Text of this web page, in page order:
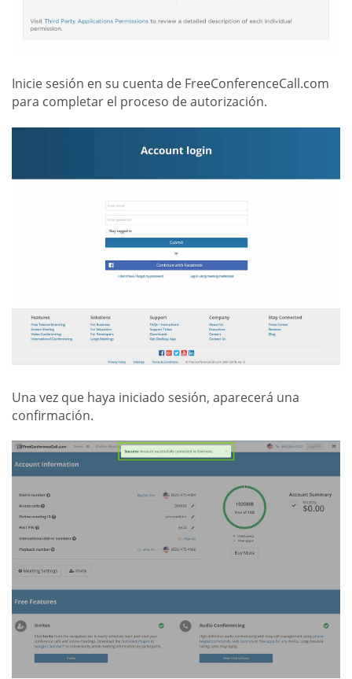
Inicie sesión en su cuenta de FreeConferenceCall.com
para completar el proceso de autorización.
Una vez que haya iniciado sesión, aparecerá una
confirmación.